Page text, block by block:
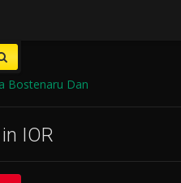
Bostenaru Dan
IOR